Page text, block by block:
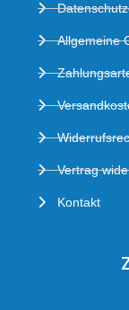
Allgemeine
Vertrag
Kontakt